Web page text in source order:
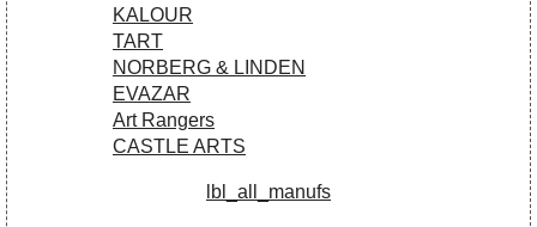
KALOUR
TART
NORBERG & LINDEN
EVAZAR
Art Rangers
CASTLE ARTS
lbl_all_manufs